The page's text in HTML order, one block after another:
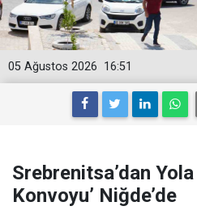
16:51
05 Ağustos 2026
Srebrenitsa’dan
Konvoyu’ Niğde’de